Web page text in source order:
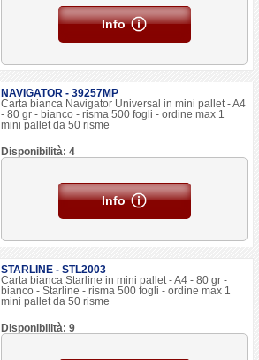
Info
NAVIGATOR - 39257MP
Carta bianca Navigator Universal in mini pallet - A4
- 80 gr - bianco - risma 500 fogli - ordine max 1
mini pallet da 50 risme
Disponibilità: 4
Info
STARLINE - STL2003
Carta bianca Starline in mini pallet - A4 - 80 gr -
bianco - Starline - risma 500 fogli - ordine max 1
mini pallet da 50 risme
Disponibilità: 9